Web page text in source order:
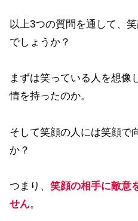
以上3つの質問を通して、
でしょうか？
まずは笑っている人を想像
情を持ったのか。
そして笑顔の人には笑顔で
か？
つまり、 笑顔の相手に敵意
せん。